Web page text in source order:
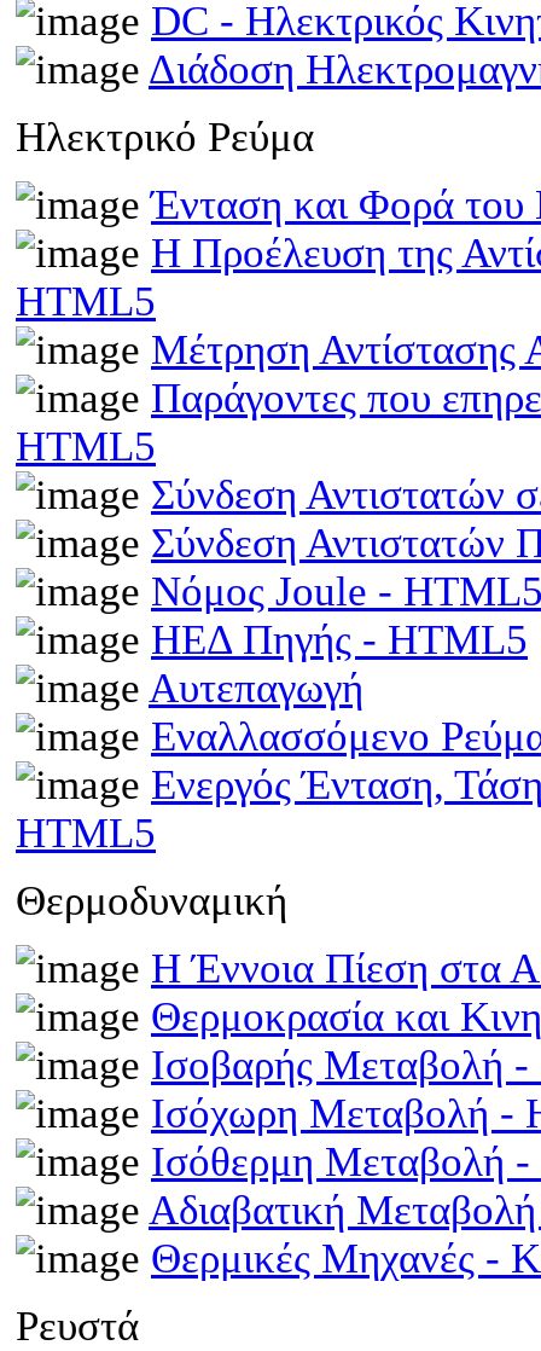
DC - Ηλεκτρικός
Διάδοση
Ηλεκτρικό Ρεύμα
Ένταση και Φορά του
Η Προέλευση της
HTML5
Μέτρηση Αντίστασης
Παράγοντες που
HTML5
Σύνδεση Αντιστατών
Σύνδεση
Νόμος Joule -
ΗΕΔ Πηγής - HTML5
Αυτεπαγωγή
Εναλλασσόμενο
Ενεργός Ένταση,
HTML5
Θερμοδυναμική
Η Έννοια Πίεση στα
Θερμοκρασία και
Ισοβαρής Μεταβολή
Ισόχωρη Μεταβολή -
Ισόθερμη Μεταβολή
Αδιαβατική
Θερμικές Μηχανές -
Ρευστά